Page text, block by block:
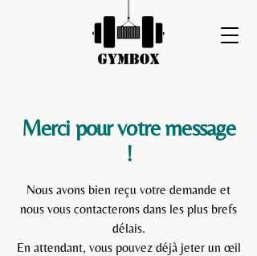
Merci pour votre message
!
Nous avons bien reçu votre demande et
nous vous contacterons dans les plus brefs
délais.
En attendant, vous pouvez déjà jeter un œil